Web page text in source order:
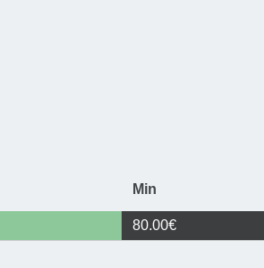
Min
80.00€